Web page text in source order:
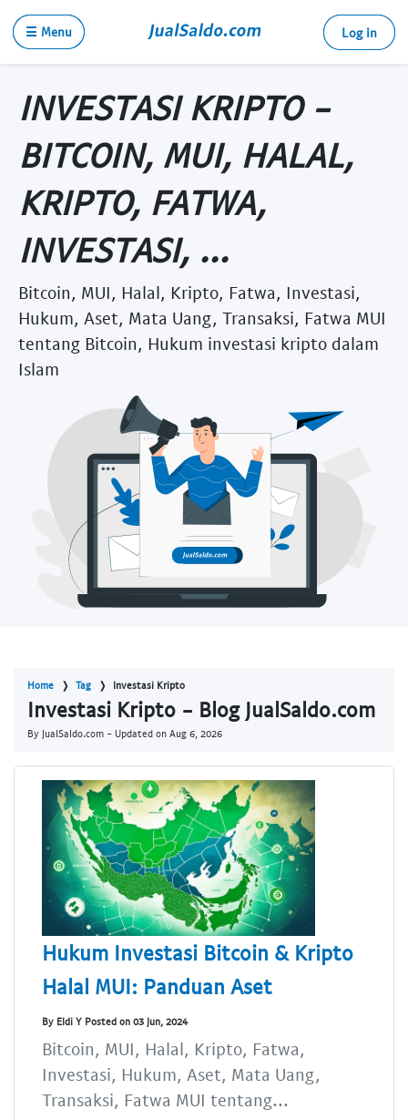
☰ Menu Log in
INVESTASI KRIPTO -
BITCOIN, MUI, HALAL,
KRIPTO, FATWA,
INVESTASI, ...
Bitcoin, MUI, Halal, Kripto, Fatwa, Investasi,
Hukum, Aset, Mata Uang, Transaksi, Fatwa MUI
tentang Bitcoin, Hukum investasi kripto dalam
Islam
Home Tag Investasi Kripto
Investasi Kripto - Blog JualSaldo.com
By JualSaldo.com - Updated on Aug 6, 2026
Hukum Investasi Bitcoin & Kripto
Halal MUI: Panduan Aset
By Eldi Y Posted on 03 Jun, 2024
Bitcoin, MUI, Halal, Kripto, Fatwa,
Investasi, Hukum, Aset, Mata Uang,
Transaksi, Fatwa MUI tentang...